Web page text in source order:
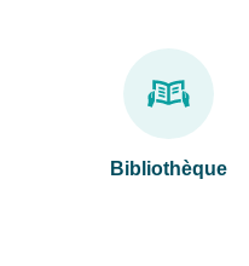
Bibliothèque